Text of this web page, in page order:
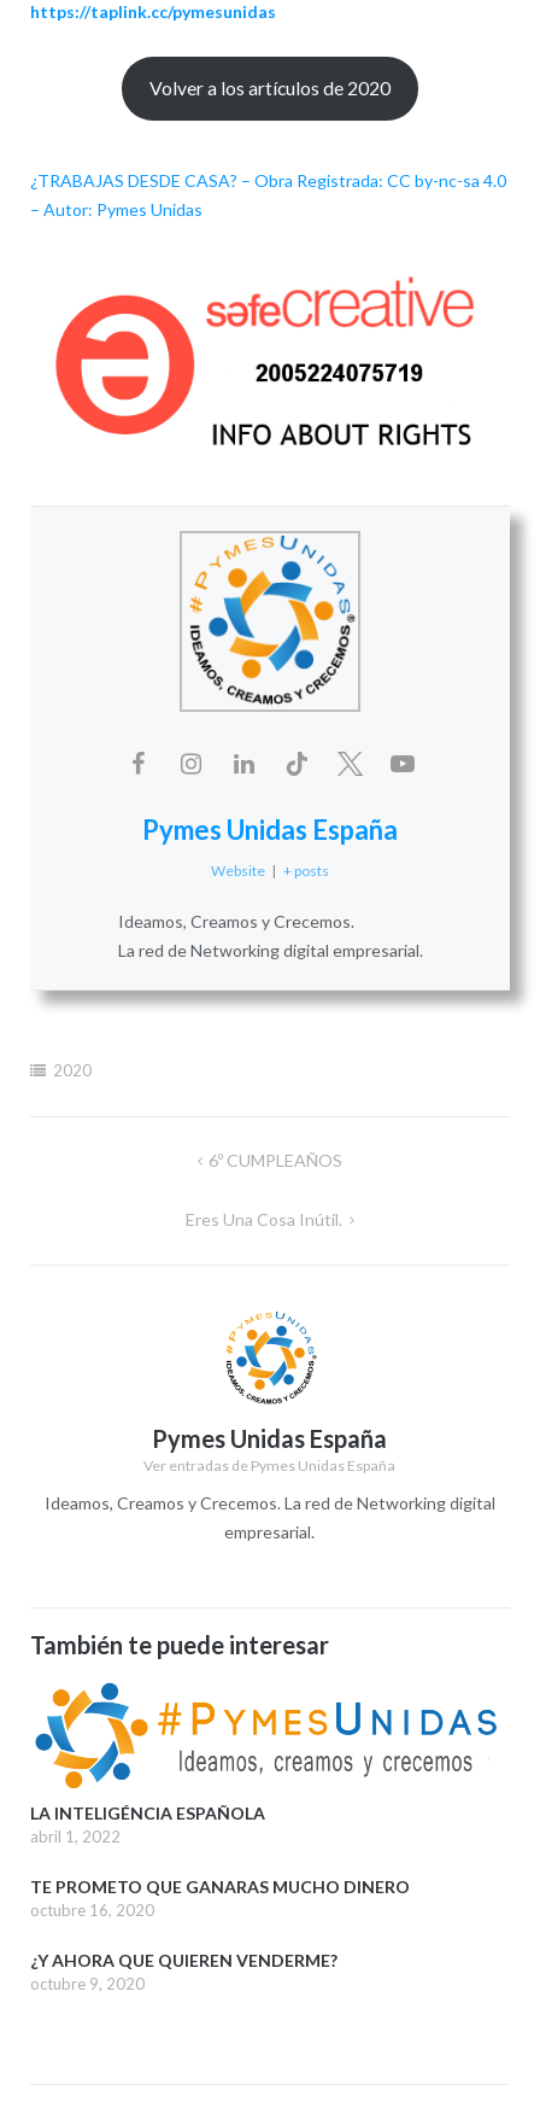
https://taplink.cc/pymesunidas
Volver a los artículos de 2020
¿TRABAJAS DESDE CASA? – Obra Registrada: CC by-nc-sa 4.0
– Autor: Pymes Unidas
Pymes Unidas España
Website | + posts
Ideamos, Creamos y Crecemos.
La red de Networking digital empresarial.
2020
6º CUMPLEAÑOS
Eres Una Cosa Inútil.
Pymes Unidas España
Ver entradas de Pymes Unidas España
Ideamos, Creamos y Crecemos. La red de Networking digital
empresarial.
También te puede interesar
LA INTELIGÉNCIA ESPAÑOLA
abril 1, 2022
TE PROMETO QUE GANARAS MUCHO DINERO
octubre 16, 2020
¿Y AHORA QUE QUIEREN VENDERME?
octubre 9, 2020